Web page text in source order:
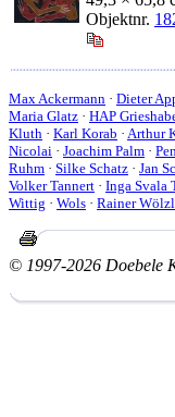
Objektnr.
Max Ackermann · Dieter
Maria Glatz · HAP
Kluth · Karl Korab · Arthur
Nicolai · Joachim Palm ·
Ruhm · Silke Schatz · Jan
Volker Tannert · Inga Svala
Wittig · Wols · Rainer Wölzl
© 1997-2026 Doebele